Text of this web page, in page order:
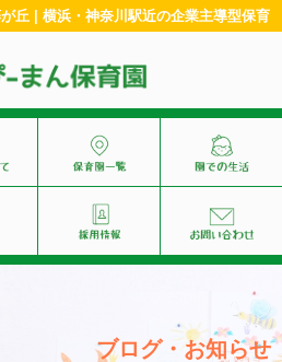
丘 | 横浜・神奈川駅近の企業主導型保育
ブログ・お知らせ